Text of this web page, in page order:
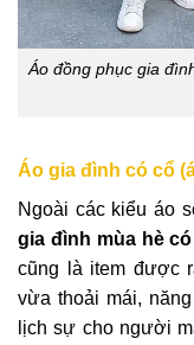
Áo đồng phục gia
Áo gia đình có cổ
Ngoài các kiểu áo
gia đình mùa hè
cũng là item được
vừa thoải mái,
lịch sự cho người